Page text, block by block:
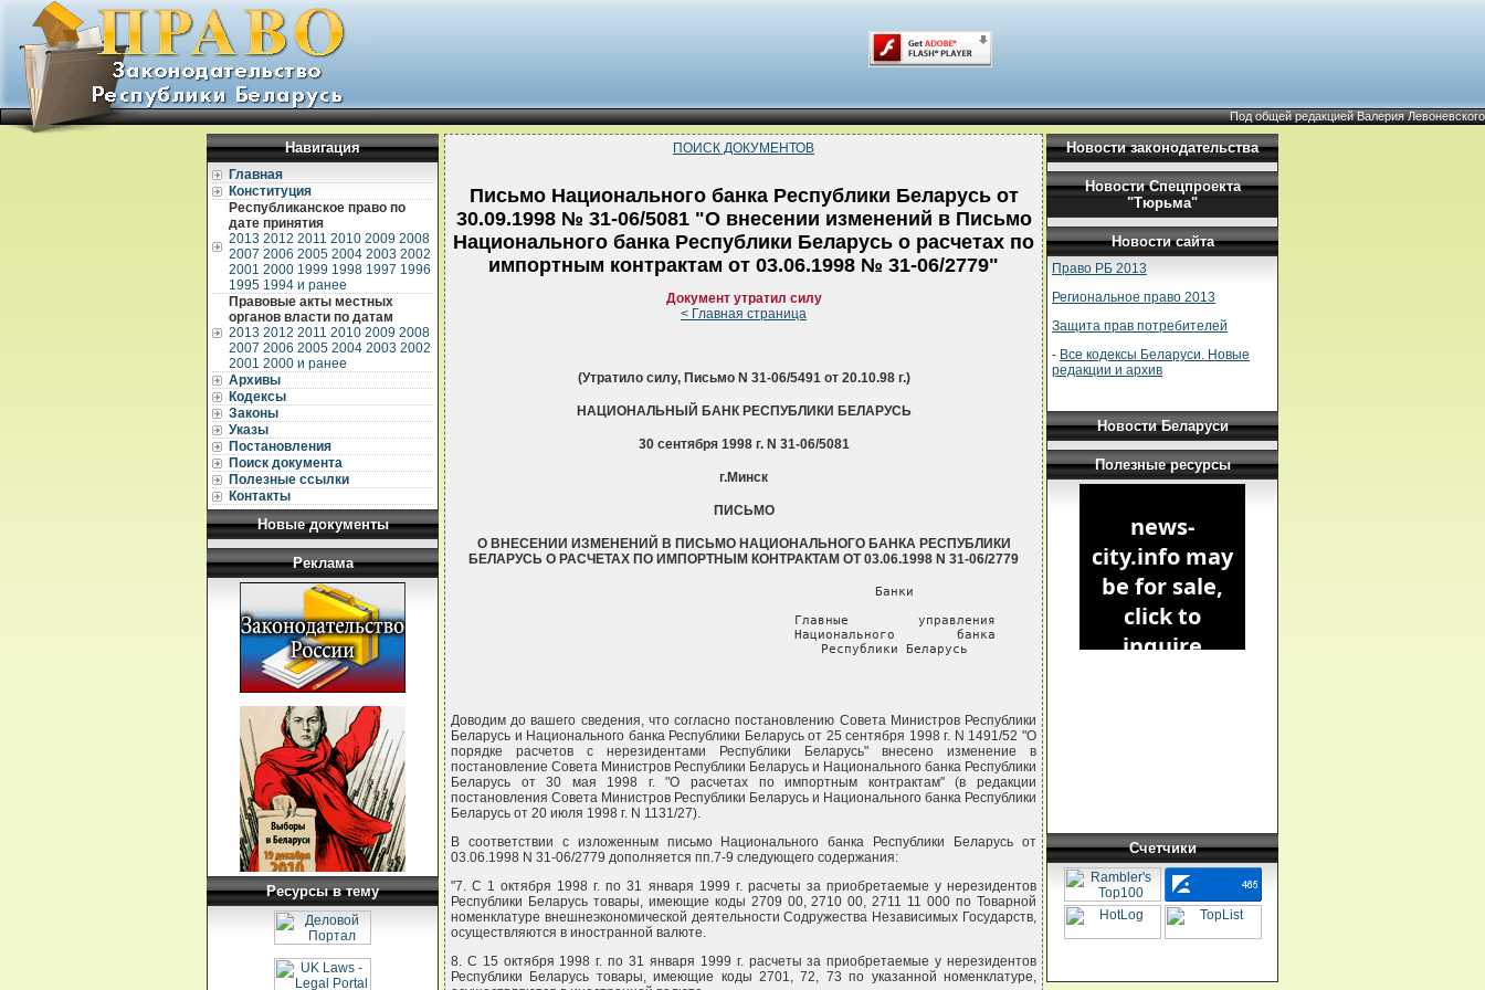
Под общей редакцией Валерия Левоневского
Навигация
Главная
Конституция
Республиканское право по
дате принятия
2013 2012 2011 2010 2009 2008
2007 2006 2005 2004 2003 2002
2001 2000 1999 1998 1997 1996
1995 1994 и ранее
Правовые акты местных
органов власти по датам
2013 2012 2011 2010 2009 2008
2007 2006 2005 2004 2003 2002
2001 2000 и ранее
Архивы
Кодексы
Законы
Указы
Постановления
Поиск документа
Полезные ссылки
Контакты
Новые документы
Реклама
Ресурсы в тему
ПОИСК ДОКУМЕНТОВ
Письмо Национального банка Республики Беларусь от
30.09.1998 № 31-06/5081 "О внесении изменений в Письмо
Национального банка Республики Беларусь о расчетах по
импортным контрактам от 03.06.1998 № 31-06/2779"
Документ утратил силу
< Главная страница
(Утратило силу, Письмо N 31-06/5491 от 20.10.98 г.)
НАЦИОНАЛЬНЫЙ БАНК РЕСПУБЛИКИ БЕЛАРУСЬ
30 сентября 1998 г. N 31-06/5081
г.Минск
ПИСЬМО
О ВНЕСЕНИИ ИЗМЕНЕНИЙ В ПИСЬМО НАЦИОНАЛЬНОГО БАНКА РЕСПУБЛИКИ
БЕЛАРУСЬ О РАСЧЕТАХ ПО ИМПОРТНЫМ КОНТРАКТАМ ОТ 03.06.1998 N 31-06/2779
                                       Банки
                                       Главные         управления
                                       Национального        банка
                                       Республики Беларусь
Доводим до вашего сведения, что согласно постановлению Совета Министров Республики
Беларусь и Национального банка Республики Беларусь от 25 сентября 1998 г. N 1491/52 "О
порядке расчетов с нерезидентами Республики Беларусь" внесено изменение в
постановление Совета Министров Республики Беларусь и Национального банка Республики
Беларусь от 30 мая 1998 г. "О расчетах по импортным контрактам" (в редакции
постановления Совета Министров Республики Беларусь и Национального банка Республики
Беларусь от 20 июля 1998 г. N 1131/27).
В соответствии с изложенным письмо Национального банка Республики Беларусь от
03.06.1998 N 31-06/2779 дополняется пп.7-9 следующего содержания:
"7. С 1 октября 1998 г. по 31 января 1999 г. расчеты за приобретаемые у нерезидентов
Республики Беларусь товары, имеющие коды 2709 00, 2710 00, 2711 11 000 по Товарной
номенклатуре внешнеэкономической деятельности Содружества Независимых Государств,
осуществляются в иностранной валюте.
8. С 15 октября 1998 г. по 31 января 1999 г. расчеты за приобретаемые у нерезидентов
Республики Беларусь товары, имеющие коды 2701, 72, 73 по указанной номенклатуре,
Новости законодательства
Новости Спецпроекта
"Тюрьма"
Новости сайта
Право РБ 2013
Региональное право 2013
Защита прав потребителей
- Все кодексы Беларуси. Новые
редакции и архив
Новости Беларуси
Полезные ресурсы
Счетчики